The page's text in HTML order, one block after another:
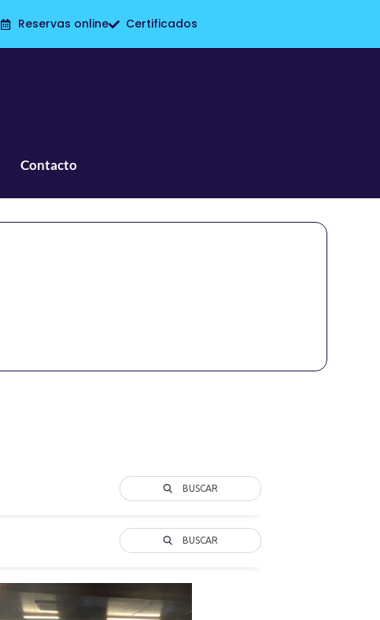
Reservas online Certificados
Contacto
BUSCAR
BUSCAR